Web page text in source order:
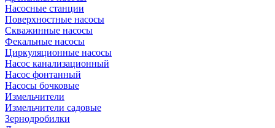
Насосные станции
Поверхностные насосы
Скважинные насосы
Фекальные насосы
Циркуляционные насосы
Насос канализационный
Насос фонтанный
Насосы бочковые
Измельчители
Измельчители садовые
Зернодробилки